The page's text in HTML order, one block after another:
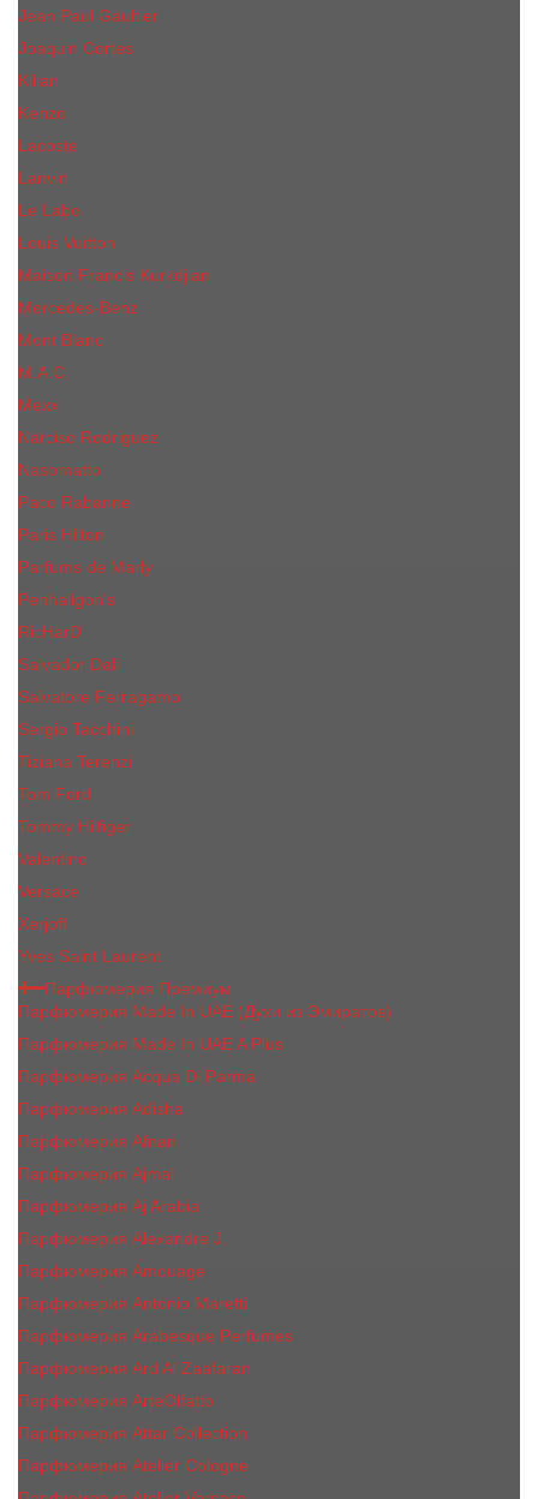
Jean Paul Gaultier
Joaquin Сortes
Kilian
Kenzo
Lacoste
Lanvin
Le Labo
Louis Vuitton
Maison Francis Kurkdjian
Mercedes-Benz
Mont Blanc
M.А.C.
Mexx
Narciso Rodriguez
Nasomatto
Paco Rabanne
Paris Hilton
Parfums de Marly
Penhaligon​'s
RicHarD
Salvador Dali
Salvatore Ferragamo
Sergio Tacchini
Tiziana Terenzi
Tom Ford
Tommy Hilfiger
Valentino
Versace
Xerjoff
Yves Saint Laurent
Парфюмерия Премиум
Парфюмерия Made In UAE (Духи из Эмиратов)
Парфюмерия Made In UAE A Plus
Парфюмерия Acqua Di Parma
Парфюмерия Adisha
Парфюмерия Afnan
Парфюмерия Ajmal
Парфюмерия Aj Arabia
Парфюмерия Alexandre J.
Парфюмерия Amouage
Парфюмерия Antonio Maretti
Парфюмерия Arabesque Perfumes
Парфюмерия Ard Al Zaafaran
Парфюмерия ArteOlfatto
Парфюмерия Attar Collection
Парфюмерия Atelier Cologne